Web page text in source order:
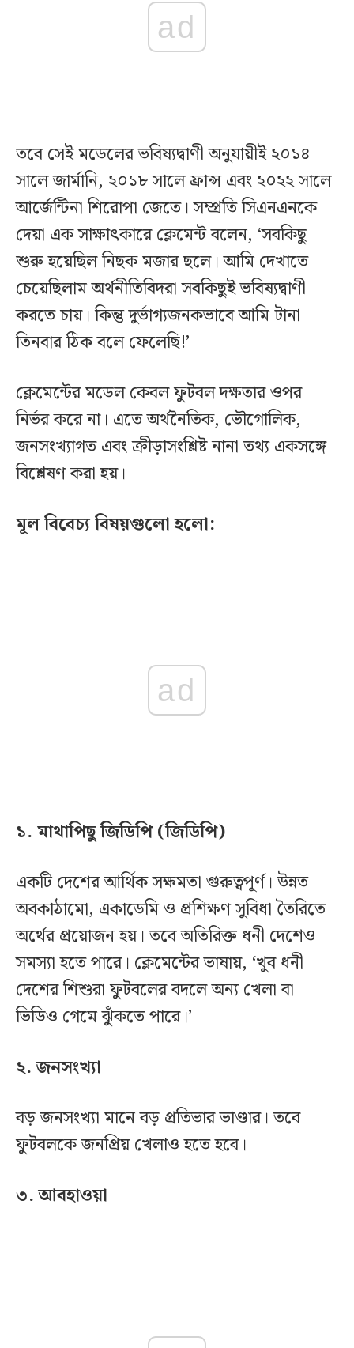
ad
তবে সেই মডেলের ভবিষ্যদ্বাণী অনুযায়ীই ২০১৪
সালে জার্মানি, ২০১৮ সালে ফ্রান্স এবং ২০২২ সালে
আর্জেন্টিনা শিরোপা জেতে। সম্প্রতি সিএনএনকে
দেয়া এক সাক্ষাৎকারে ক্লেমেন্ট বলেন, ‘সবকিছু
শুরু হয়েছিল নিছক মজার ছলে। আমি দেখাতে
চেয়েছিলাম অর্থনীতিবিদরা সবকিছুই ভবিষ্যদ্বাণী
করতে চায়। কিন্তু দুর্ভাগ্যজনকভাবে আমি টানা
তিনবার ঠিক বলে ফেলেছি!’
ক্লেমেন্টের মডেল কেবল ফুটবল দক্ষতার ওপর
নির্ভর করে না। এতে অর্থনৈতিক, ভৌগোলিক,
জনসংখ্যাগত এবং ক্রীড়াসংশ্লিষ্ট নানা তথ্য একসঙ্গে
বিশ্লেষণ করা হয়।
মূল বিবেচ্য বিষয়গুলো হলো:
ad
১. মাথাপিছু জিডিপি (জিডিপি)
একটি দেশের আর্থিক সক্ষমতা গুরুত্বপূর্ণ। উন্নত
অবকাঠামো, একাডেমি ও প্রশিক্ষণ সুবিধা তৈরিতে
অর্থের প্রয়োজন হয়। তবে অতিরিক্ত ধনী দেশেও
সমস্যা হতে পারে। ক্লেমেন্টের ভাষায়, ‘খুব ধনী
দেশের শিশুরা ফুটবলের বদলে অন্য খেলা বা
ভিডিও গেমে ঝুঁকতে পারে।’
২. জনসংখ্যা
বড় জনসংখ্যা মানে বড় প্রতিভার ভাণ্ডার। তবে
ফুটবলকে জনপ্রিয় খেলাও হতে হবে।
৩. আবহাওয়া